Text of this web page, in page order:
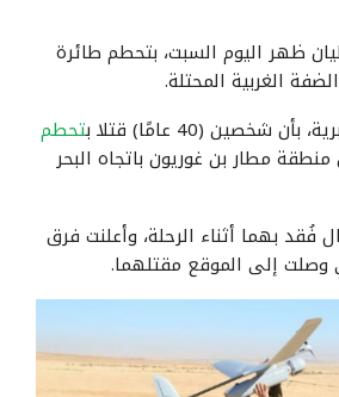
ظهر اليوم السبت، بتحطم طائرة
الغربية المحتلة.
تحطم
مطار بن غوريون باتجاه البحر
فُقد بهما أثناء الرحلة، وأعلنت فرق
وصلت إلى الموقع مقتلهما.